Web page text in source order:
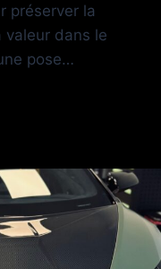
préserver la
valeur dans le
pose…